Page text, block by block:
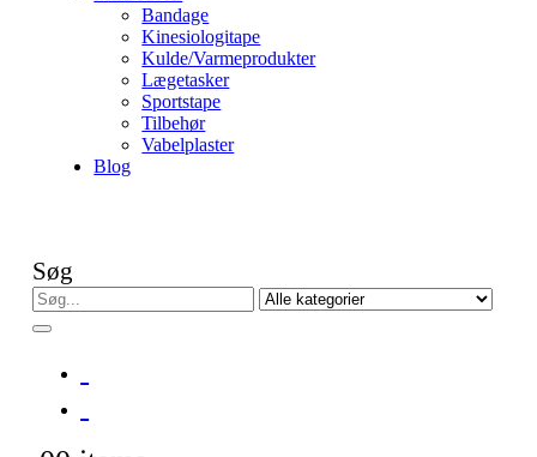
Bandage
Kinesiologitape
Kulde/Varmeprodukter
Lægetasker
Sportstape
Tilbehør
Vabelplaster
Blog
Søg